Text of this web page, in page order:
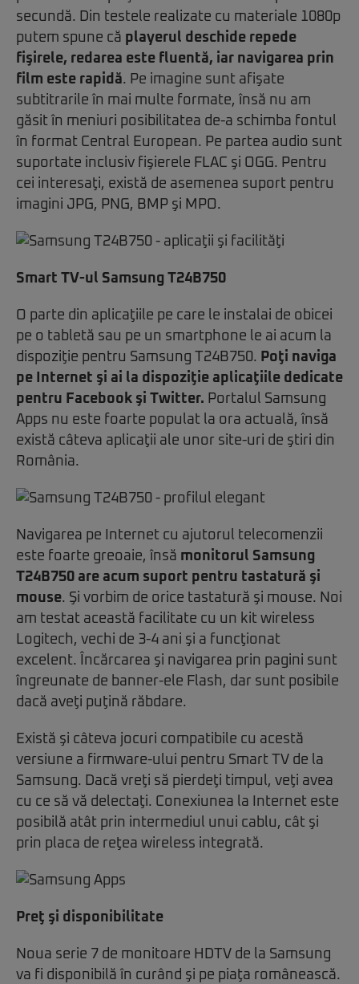
secundă. Din testele realizate cu materiale 1080p
putem spune că playerul deschide repede
fişirele, redarea este fluentă, iar navigarea prin
film este rapidă. Pe imagine sunt afişate
subtitrarile în mai multe formate, însă nu am
găsit în meniuri posibilitatea de-a schimba fontul
în format Central European. Pe partea audio sunt
suportate inclusiv fişierele FLAC şi OGG. Pentru
cei interesaţi, există de asemenea suport pentru
imagini JPG, PNG, BMP şi MPO.
Smart TV-ul Samsung T24B750
O parte din aplicaţiile pe care le instalai de obicei
pe o tabletă sau pe un smartphone le ai acum la
dispoziţie pentru Samsung T24B750. Poţi naviga
pe Internet şi ai la dispoziţie aplicaţiile dedicate
pentru Facebook şi Twitter. Portalul Samsung
Apps nu este foarte populat la ora actuală, însă
există câteva aplicaţii ale unor site-uri de ştiri din
România.
Navigarea pe Internet cu ajutorul telecomenzii
este foarte greoaie, însă monitorul Samsung
T24B750 are acum suport pentru tastatură şi
mouse. Şi vorbim de orice tastatură şi mouse. Noi
am testat această facilitate cu un kit wireless
Logitech, vechi de 3-4 ani şi a funcţionat
excelent. Încărcarea şi navigarea prin pagini sunt
îngreunate de banner-ele Flash, dar sunt posibile
dacă aveţi puţină răbdare.
Există şi câteva jocuri compatibile cu acestă
versiune a firmware-ului pentru Smart TV de la
Samsung. Dacă vreţi să pierdeţi timpul, veţi avea
cu ce să vă delectaţi. Conexiunea la Internet este
posibilă atât prin intermediul unui cablu, cât şi
prin placa de reţea wireless integrată.
Preţ şi disponibilitate
Noua serie 7 de monitoare HDTV de la Samsung
va fi disponibilă în curând şi pe piaţa românească.